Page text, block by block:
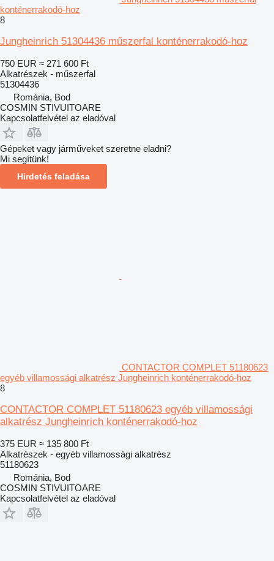
konténerrakodó-hoz
8
Jungheinrich 51304436 műszerfal konténerrakodó-hoz
750 EUR ≈ 271 600 Ft
Alkatrészek - műszerfal
51304436
Románia, Bod
COSMIN STIVUITOARE
Kapcsolatfelvétel az eladóval
Gépeket vagy járműveket szeretne eladni?
Mi segítünk!
Hirdetés feladása
CONTACTOR COMPLET 51180623
egyéb villamossági alkatrész Jungheinrich konténerrakodó-hoz
8
CONTACTOR COMPLET 51180623 egyéb villamossági
alkatrész Jungheinrich konténerrakodó-hoz
375 EUR ≈ 135 800 Ft
Alkatrészek - egyéb villamossági alkatrész
51180623
Románia, Bod
COSMIN STIVUITOARE
Kapcsolatfelvétel az eladóval